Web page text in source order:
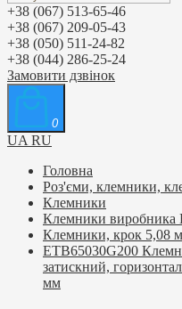
+38 (067) 513-65-46
+38 (067) 209-05-43
+38 (050) 511-24-82
+38 (044) 286-25-24
Замовити дзвінок
0
UA RU
Головна
Роз'єми, клемники,
Клемники
Клемники
Клемники, крок 5,08
ETB65030G200
затискний,
мм